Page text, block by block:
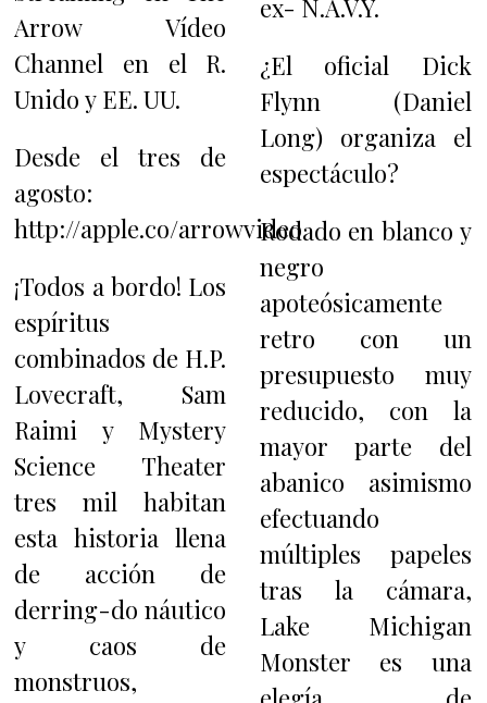
Arrow Vídeo
Channel en el R.
Unido y EE. UU.
Desde el tres de
agosto:
http://apple.co/arrowvideo
¡Todos a bordo! Los
espíritus
combinados de H.P.
Lovecraft, Sam
Raimi y Mystery
Science Theater
tres mil habitan
esta historia llena
de acción de
derring-do náutico
y caos de
monstruos,
ex- N.A.V.Y.
¿El oficial Dick
Flynn (Daniel
Long) organiza el
espectáculo?
Rodado en blanco y
negro
apoteósicamente
retro con un
presupuesto muy
reducido, con la
mayor parte del
abanico asimismo
efectuando
múltiples papeles
tras la cámara,
Lake Michigan
Monster es una